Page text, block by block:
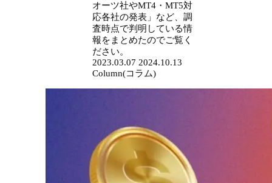
オーツ社やMT4・MT5対
応各社の発表」など、調
査時点で判明している情
報をまとめたのでご覧く
ださい。
2023.03.07 2024.10.13
Column(コラム)